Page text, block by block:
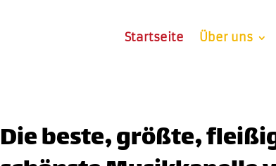
Startseite Über uns
Die beste, größte,